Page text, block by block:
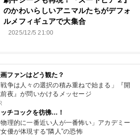
のかわいらしいアニマルたちがデフォ
ルメフィギュアで大集合
2025/12/5 21:00
ファンはどう観た？
戦争は人々の選択の積み重ねで始まる」『開
夜』が問いかけるメッセージ
ッチコックを彷彿…！
物理的に一番近い人が一番怖い」アカデミー
優が体現する“隣人”の恐怖